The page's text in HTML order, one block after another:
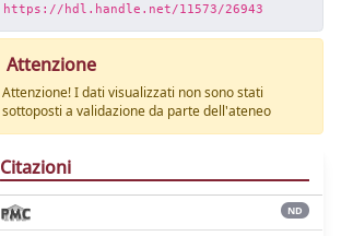
https://hdl.handle.net/11573/26943
Attenzione
Attenzione! I dati visualizzati non sono stati
sottoposti a validazione da parte dell'ateneo
Citazioni
ND